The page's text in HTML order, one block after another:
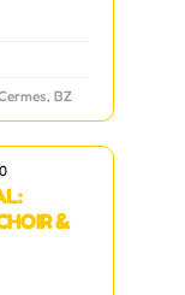
BZ
&